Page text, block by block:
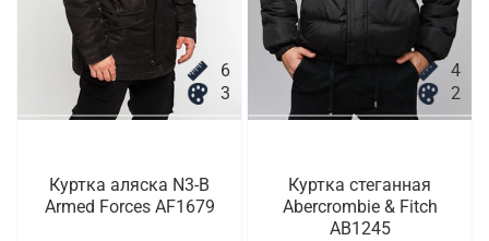
6
3
Куртка аляска N3-B
Armed Forces AF1679
4
2
Куртка стеганная
Abercrombie & Fitch
AB1245